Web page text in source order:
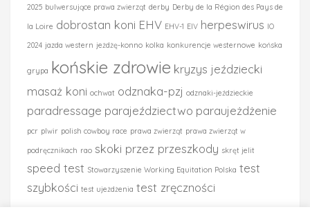
2025 bulwersujące prawa zwierząt derby Derby de la Région des Pays de
la Loire dobrostan koni EHV EHV-1 EIV herpeswirus IO
2024 jazda western jeżdżę-konno kolka konkurencje westernowe końska
grypa końskie zdrowie kryzys jeździecki
masaż koni ochwat odznaka-pzj odznaki-jeździeckie
paradressage parajeździectwo paraujeżdżenie
pcr plwir polish cowboy race prawa zwierząt prawa zwierząt w
podręcznikach rao skoki przez przeszkody skręt jelit
speed test Stowarzyszenie Working Equitation Polska test
szybkości test ujeżdżenia test zręczności